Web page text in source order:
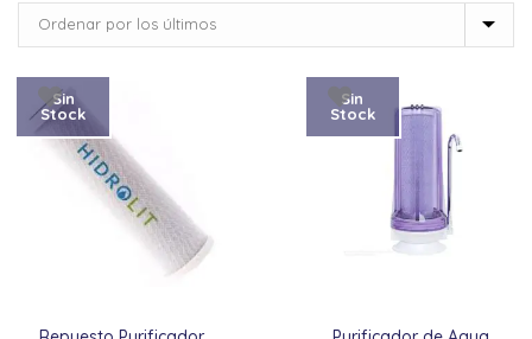
Sin
Stock
Sin
Stock